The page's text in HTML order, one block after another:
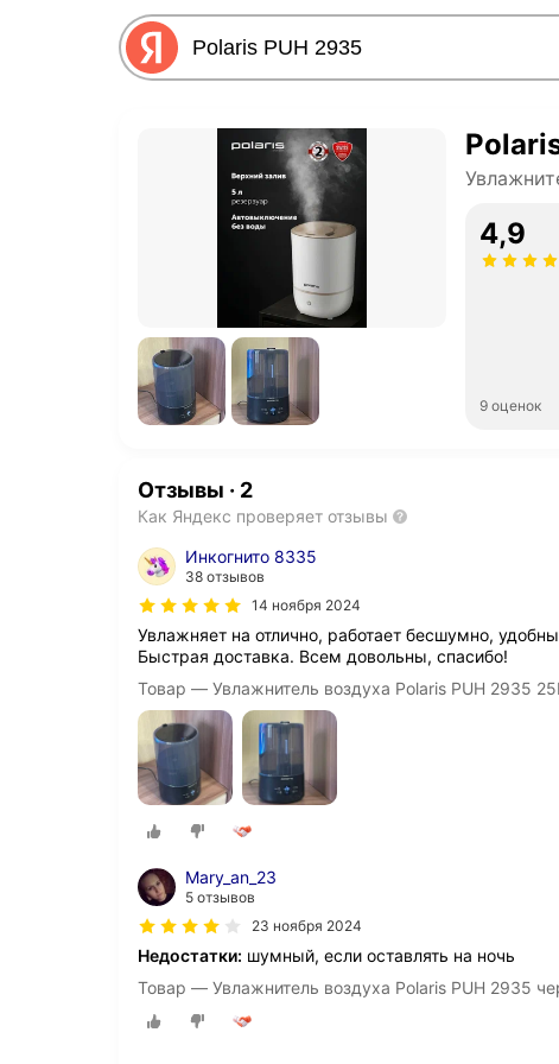
4,9
9 оценок
Отзывы · 2
Как Яндекс проверяет отзывы
Инкогнито 8335
38 отзывов
14 ноября 2024
Увлажняет на отлично, работает бесшумно,
Быстрая доставка. Всем довольны, спасибо!
Товар — Увлажнитель воздуха Polaris PUH 2935
Mary_an_23
5 отзывов
23 ноября 2024
Недостатки: шумный, если оставлять на ночь
Товар — Увлажнитель воздуха Polaris PUH 2935